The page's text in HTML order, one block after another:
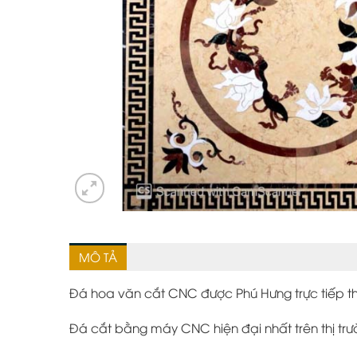
MÔ TẢ
Đá hoa văn cắt CNC được Phú Hưng trực tiếp
Đá cắt bằng máy CNC hiện đại nhất trên thị